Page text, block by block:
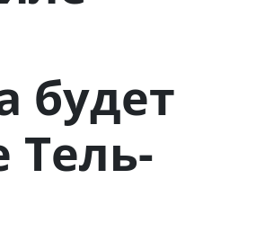
будет
Тель-